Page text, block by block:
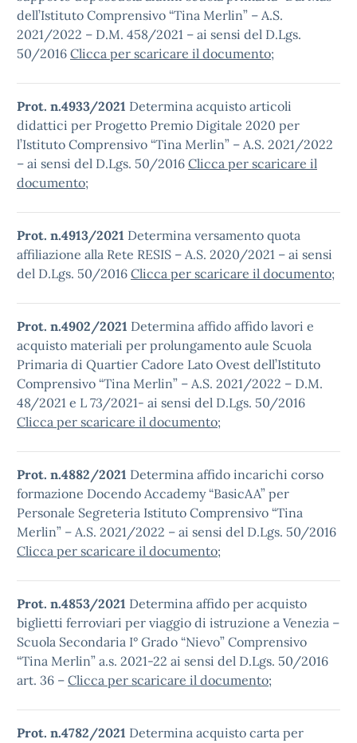
dell’Istituto Comprensivo “Tina Merlin” – A.S.
2021/2022 – D.M. 458/2021 – ai sensi del D.Lgs.
50/2016 Clicca per scaricare il documento;
Prot. n.4933/2021 Determina acquisto articoli
didattici per Progetto Premio Digitale 2020 per
l’Istituto Comprensivo “Tina Merlin” – A.S. 2021/2022
– ai sensi del D.Lgs. 50/2016 Clicca per scaricare il
documento;
Prot. n.4913/2021 Determina versamento quota
affiliazione alla Rete RESIS – A.S. 2020/2021 – ai sensi
del D.Lgs. 50/2016 Clicca per scaricare il documento;
Prot. n.4902/2021 Determina affido affido lavori e
acquisto materiali per prolungamento aule Scuola
Primaria di Quartier Cadore Lato Ovest dell’Istituto
Comprensivo “Tina Merlin” – A.S. 2021/2022 – D.M.
48/2021 e L 73/2021- ai sensi del D.Lgs. 50/2016
Clicca per scaricare il documento;
Prot. n.4882/2021 Determina affido incarichi corso
formazione Docendo Accademy “BasicAA” per
Personale Segreteria Istituto Comprensivo “Tina
Merlin” – A.S. 2021/2022 – ai sensi del D.Lgs. 50/2016
Clicca per scaricare il documento;
Prot. n.4853/2021 Determina affido per acquisto
biglietti ferroviari per viaggio di istruzione a Venezia –
Scuola Secondaria I° Grado “Nievo” Comprensivo
“Tina Merlin” a.s. 2021-22 ai sensi del D.Lgs. 50/2016
art. 36 – Clicca per scaricare il documento;
Prot. n.4782/2021 Determina acquisto carta per